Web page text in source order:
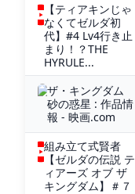
【ティアキンじゃ
なくてゼルダ初
代】#4 Lv4行き止
まり！？THE
HYRULE...
ザ・キングダム
砂の惑星 : 作品情
報 - 映画.com
組み立て式賢者
【ゼルダの伝説 テ
ィアーズ オブ ザ
キングダム】＃７